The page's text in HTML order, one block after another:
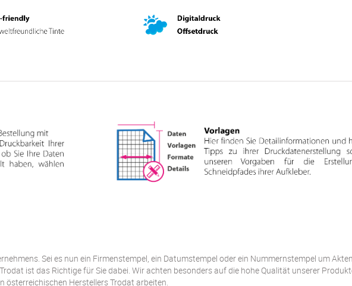
Sei es nun ein Firmenstempel, ein Datumstempel oder ein Nummernstempel um
ist das Richtige für Sie dabei. Wir achten besonders auf die hohe Qualität unserer
österreichischen Herstellers Trodat arbeiten.